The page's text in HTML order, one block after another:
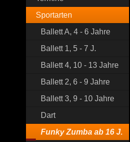
Sportarten
Ballett A, 4 - 6 Jahre
Ballett 1, 5 - 7 J.
Ballett 4, 10 - 13 Jahre
Ballett 2, 6 - 9 Jahre
Ballett 3, 9 - 10 Jahre
Dart
Funky Zumba ab 16 J.